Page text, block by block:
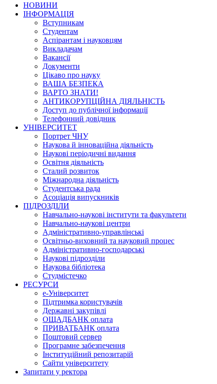
НОВИНИ
ІНФОРМАЦІЯ
Вступникам
Студентам
Аспірантам і науковцям
Викладачам
Вакансії
Документи
Цікаво про науку
ВАША БЕЗПЕКА
ВАРТО ЗНАТИ!
АНТИКОРУПЦІЙНА ДІЯЛЬНІСТЬ
Доступ до публічної інформації
Телефонний довідник
УНІВЕРСИТЕТ
Портрет ЧНУ
Наукова й інноваційна діяльність
Наукові періодичні видання
Освітня діяльність
Сталий розвиток
Міжнародна діяльність
Студентська рада
Асоціація випускників
ПІДРОЗДІЛИ
Навчально-наукові інститути та факультети
Навчально-наукові центри
Адміністративно-управлінські
Освітньо-виховний та науковий процес
Адміністративно-господарські
Наукові підрозділи
Наукова бібліотека
Студмістечко
РЕСУРСИ
е-Університет
Підтримка користувачів
Державні закупівлі
ОЩАДБАНК оплата
ПРИВАТБАНК оплата
Поштовий сервер
Програмне забезпечення
Інституційний репозитарій
Сайти університету
Запитати у ректора